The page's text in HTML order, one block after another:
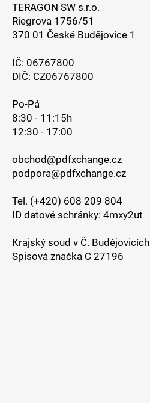
TERAGON SW s.r.o.
Riegrova 1756/51
370 01 České Budějovice 1
IČ: 06767800
DIČ: CZ06767800
Po-Pá
8:30 - 11:15h
12:30 - 17:00
obchod@pdfxchange.cz
podpora@pdfxchange.cz
Tel. (+420) 608 209 804
ID datové schránky: 4mxy2ut
Krajský soud v Č. Budějovicích
Spisová značka C 27196